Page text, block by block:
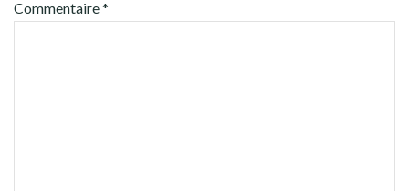
Commentaire*